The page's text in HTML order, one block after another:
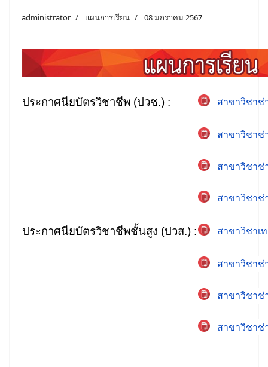
administrator แผนการเรียน 08 มกราคม 2567
ประกาศนียบัตรวิชาชีพ (ปวช.) : สาขาวิชาช่
สาขาวิชาช่
สาขาวิชาช่
สาขาวิชาช่
ประกาศนียบัตรวิชาชีพชั้นสูง (ปวส.) : สาขาวิชาเ
สาขาวิชาช่
สาขาวิชาช่
สาขาวิชาช่